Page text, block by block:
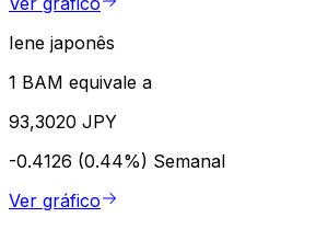
Iene japonês
1 BAM equivale a
93,3020 JPY
-0.4126 (0.44%) Semanal
Ver gráfico